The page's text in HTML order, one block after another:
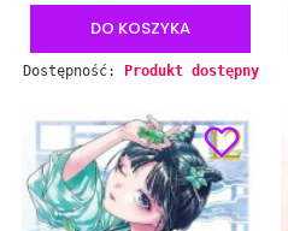
DO KOSZYKA
Dostępność: Produkt dostępny